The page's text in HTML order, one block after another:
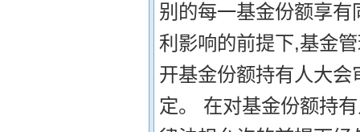
别的每一基金份额享
利影响的前提下,基金
开基金份额持有人大
定。 在对基金份额持